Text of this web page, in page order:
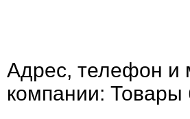
Адрес, телефон и
компании: